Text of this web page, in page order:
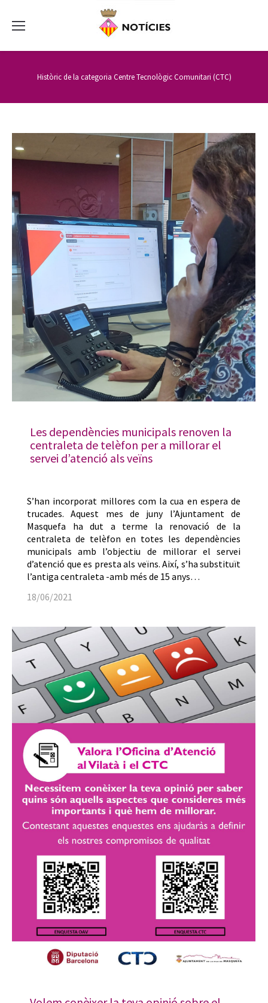
Històric de la categoria Centre Tecnològic Comunitari (CTC)
Les dependències municipals renoven la
centraleta de telèfon per a millorar el
servei d’atenció als veïns
S’han incorporat millores com la cua en espera de
trucades. Aquest mes de juny l’Ajuntament de
Masquefa ha dut a terme la renovació de la
centraleta de telèfon en totes les dependències
municipals amb l’objectiu de millorar el servei
d’atenció que es presta als veïns. Així, s’ha substituït
l’antiga centraleta -amb més de 15 anys…
18/06/2021